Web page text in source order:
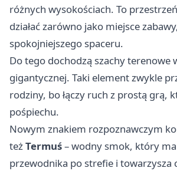
różnych wysokościach. To
działać zarówno jako miejsce
spokojniejszego spaceru.
Do tego dochodzą szachy terenowe
gigantycznej. Taki element zwykle
rodziny, bo łączy ruch z prostą grą,
pośpiechu.
Nowym znakiem rozpoznawczym
teżTermuś– wodny smok, który ma
przewodnika po strefie i towarzysza